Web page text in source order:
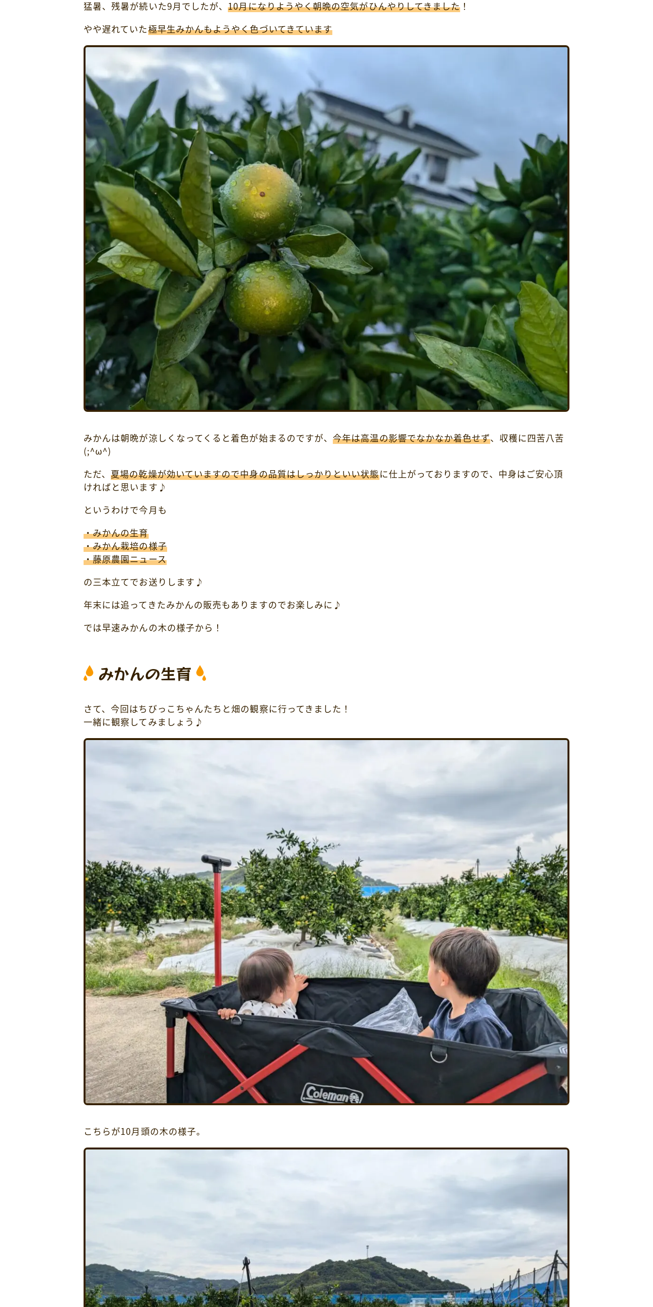
猛暑、残暑が続いた9月でしたが、10月になりようやく朝晩の空気がひんやりしてきました ！
やや遅れていた極早生みかんもようやく色づいてきています
みかんは朝晩が涼しくなってくると着色が始まるのですが、今年は高温の影響でなかなか着色せず、収穫に四苦八苦
(;^ω^)
ただ、夏場の乾燥が効いていますので中身の品質はしっかりといい状態に仕上がっておりますので、中身はご安心頂
ければと思います♪
というわけで今月も
・みかんの生育
・みかん栽培の様子
・藤原農園ニュース
の三本立てでお送りします♪
年末には追ってきたみかんの販売もありますのでお楽しみに♪
では早速みかんの木の様子から！
みかんの生育
さて、今回はちびっこちゃんたちと畑の観察に行ってきました！
一緒に観察してみましょう♪
こちらが10月頭の木の様子。